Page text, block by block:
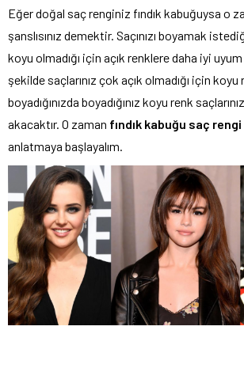
Eğer doğal saç renginiz fındık kabuğuysa o
şanslısınız demektir. Saçınızı boyamak
koyu olmadığı için açık renklere daha iyi
şekilde saçlarınız çok açık olmadığı için koyu
boyadığınızda boyadığınız koyu renk
akacaktır. O zaman fındık kabuğu saç
anlatmaya başlayalım.